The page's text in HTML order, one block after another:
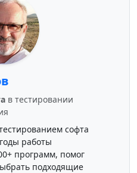
в тестировании
софта
работы
программ, помог
подходящие